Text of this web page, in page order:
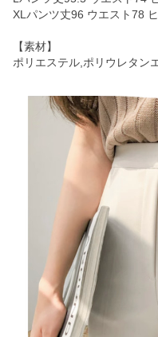
XLパンツ丈96 ウエスト78
【素材】
ポリエステル,ポリウレタン